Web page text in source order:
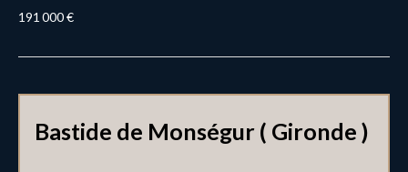
191 000 €
Bastide de Monségur ( Gironde )